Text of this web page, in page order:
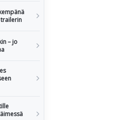
trailerin
– jo